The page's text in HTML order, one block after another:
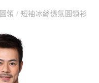
領/ 短袖冰絲透氣圓領衫